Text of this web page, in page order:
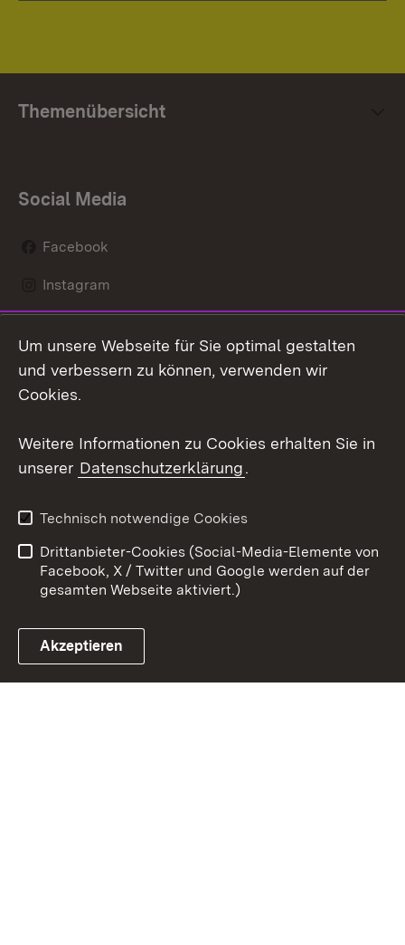
Themenübersicht
Social Media
Facebook
Instagram
Mastodon
Youtube
Link zum Landesportal
Kontakt
Datenschutz
Barrierefreiheit
Impressum Cookies
Um unsere Webseite für Sie optimal gestalten
und verbessern zu können, verwenden wir
Cookies.
Weitere Informationen zu Cookies erhalten Sie in
unserer Datenschutzerklärung.
Technisch notwendige Cookies
Drittanbieter-Cookies (Social-Media-Elemente von
Facebook, X / Twitter und Google werden auf der
gesamten Webseite aktiviert.)
Akzeptieren